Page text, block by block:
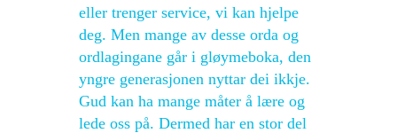
eller trenger service, vi kan hjelpe
deg. Men mange av desse orda og
ordlagingane går i gløymeboka, den
yngre generasjonen nyttar dei ikkje.
Gud kan ha mange måter å lære og
lede oss på. Dermed har en stor del